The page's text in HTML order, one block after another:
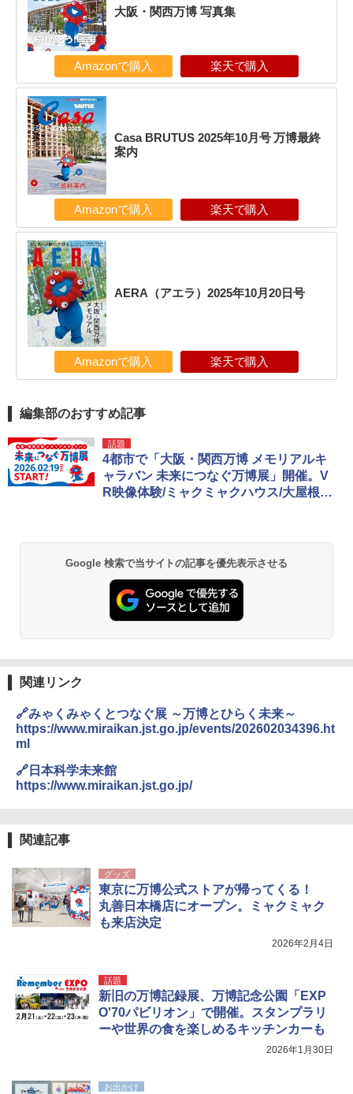
大阪・関西万博 写真集
Amazonで購入 楽天で購入
Casa BRUTUS 2025年10月号 万博最終
案内
Amazonで購入 楽天で購入
AERA（アエラ）2025年10月20日号
Amazonで購入 楽天で購入
編集部のおすすめ記事
話題
4都市で「大阪・関西万博 メモリアルキ
ャラバン 未来につなぐ万博展」開催。V
R映像体験/ミャクミャクハウス/大屋根リ
Google 検索で当サイトの記事を優先表示させる
関連リンク
🔗みゃくみゃくとつなぐ展 ～万博とひらく未来～
https://www.miraikan.jst.go.jp/events/202602034396.ht
ml
🔗日本科学未来館
https://www.miraikan.jst.go.jp/
関連記事
グッズ
東京に万博公式ストアが帰ってくる！
丸善日本橋店にオープン。ミャクミャク
も来店決定
2026年2月4日
話題
新旧の万博記録展、万博記念公園「EXP
O'70パビリオン」で開催。スタンプラリ
ーや世界の食を楽しめるキッチンカーも
2026年1月30日
お出かけ